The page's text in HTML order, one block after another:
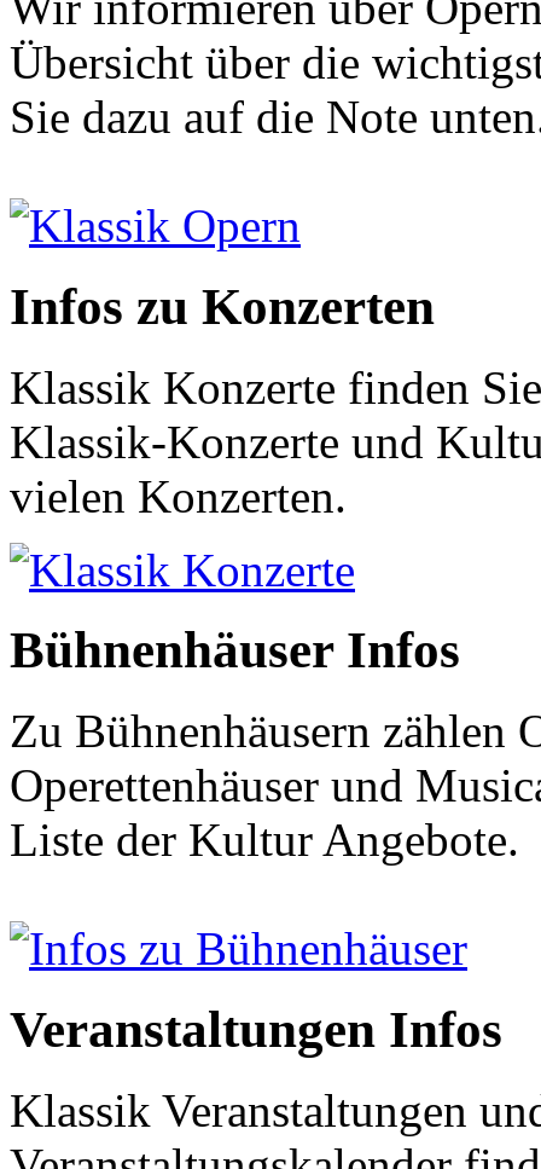
Übersicht über die
Sie dazu auf die Note
Klassik Opern
Infos zu Konzerten
Klassik Konzerte finden
Klassik-Konzerte und
vielen Konzerten.
Klassik Konzerte
Bühnenhäuser Infos
Zu Bühnenhäusern zählen
Operettenhäuser und
Liste der Kultur Angebote.
Infos zu Bühnenhäuser
Veranstaltungen Infos
Klassik Veranstaltungen